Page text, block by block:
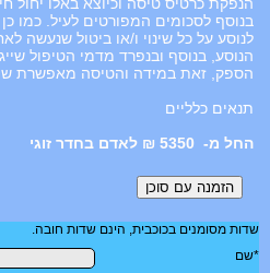
לנוסע על כל שינוי ו/או ביטול שנעשה
הנוסע, בנוסף ובנפרד מדמי הטיפול
הספק, זאת במידה והטיסה מאפשרת
תנאים כלליים
5350 ₪ לאדם בחדר זוגי
שדות מסומנים בכוכבית, הינם שדות חובה.
*שם